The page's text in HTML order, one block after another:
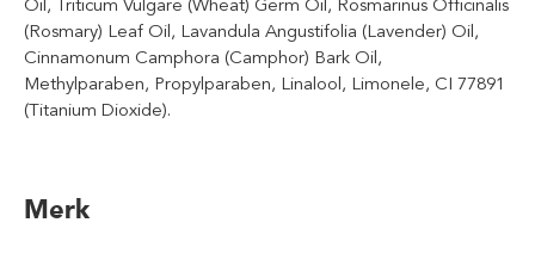
Oil, Triticum Vulgare (Wheat) Germ Oil, Rosmarinus Officinalis
(Rosmary) Leaf Oil, Lavandula Angustifolia (Lavender) Oil,
Cinnamonum Camphora (Camphor) Bark Oil,
Methylparaben, Propylparaben, Linalool, Limonele, CI 77891
(Titanium Dioxide).
Merk